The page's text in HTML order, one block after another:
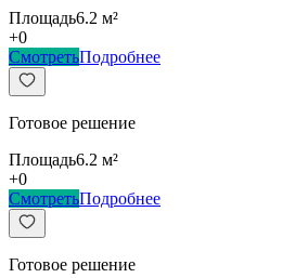
Площадь6.2 м²
+0
СмотретьПодробнее
Готовое решение
Площадь6.2 м²
+0
СмотретьПодробнее
Готовое решение